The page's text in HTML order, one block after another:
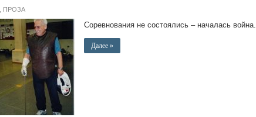
ПРОЗА
Соревнования не состоялись – началась война.
Далее »